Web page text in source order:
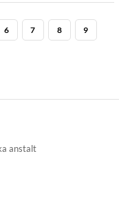
6 7 8 9
anstalt